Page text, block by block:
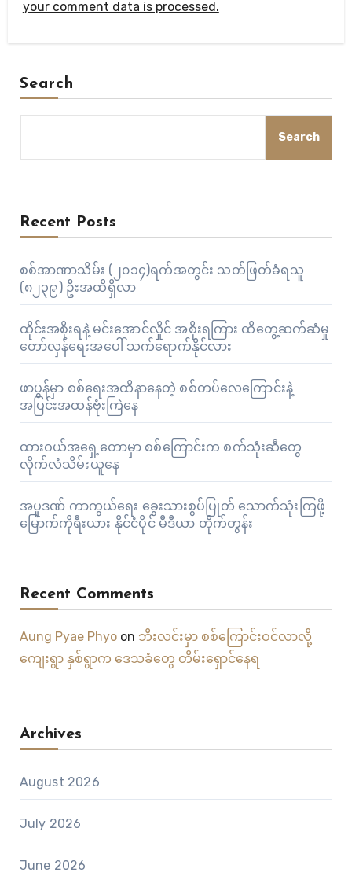
your comment data is processed.
Search
Search
Recent Posts
စစ်အာဏာသိမ်း (၂၀၁၄)ရက်အတွင်း သတ်ဖြတ်ခံရသူ
(၈၂၃၉) ဦးအထိရှိလာ
ထိုင်းအစိုးရနဲ့ မင်းအောင်လှိုင် အစိုးရကြား ထိတွေ့ဆက်ဆံမှု
တော်လှန်ရေးအပေါ် သက်ရောက်နိုင်လား
ဖာပွန်မှာ စစ်ရေးအထိနာနေတဲ့ စစ်တပ်လေကြောင်းနဲ့
အပြင်းအထန်ဗုံးကြဲနေ
ထားဝယ်အရှေ့တောမှာ စစ်ကြောင်းက စက်သုံးဆီတွေ
လိုက်လံသိမ်းယူနေ
အပူဒဏ် ကာကွယ်ရေး ခွေးသားစွပ်ပြုတ် သောက်သုံးကြဖို့
မြောက်ကိုရီးယား နိုင်ငံပိုင် မီဒီယာ တိုက်တွန်း
Recent Comments
Aung Pyae Phyoon ဘီးလင်းမှာ စစ်ကြောင်းဝင်လာလို့
ကျေးရွာ နှစ်ရွာက ဒေသခံတွေ တိမ်းရှောင်နေရ
Archives
August 2026
July 2026
June 2026